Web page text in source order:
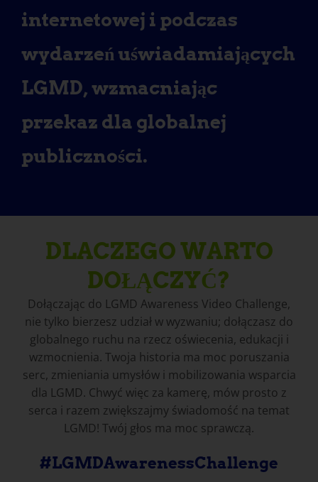
internetowej i podczas
wydarzeń uświadamiających
LGMD, wzmacniając
przekaz dla globalnej
publiczności.
DLACZEGO WARTO
DOŁĄCZYĆ?
Dołączając do LGMD Awareness Video Challenge,
nie tylko bierzesz udział w wyzwaniu; dołączasz do
globalnego ruchu na rzecz oświecenia, edukacji i
wzmocnienia. Twoja historia ma moc poruszania
serc, zmieniania umysłów i mobilizowania wsparcia
dla LGMD. Chwyć więc za kamerę, mów prosto z
serca i razem zwiększajmy świadomość na temat
LGMD! Twój głos ma moc sprawczą.
#LGMDAwarenessChallenge